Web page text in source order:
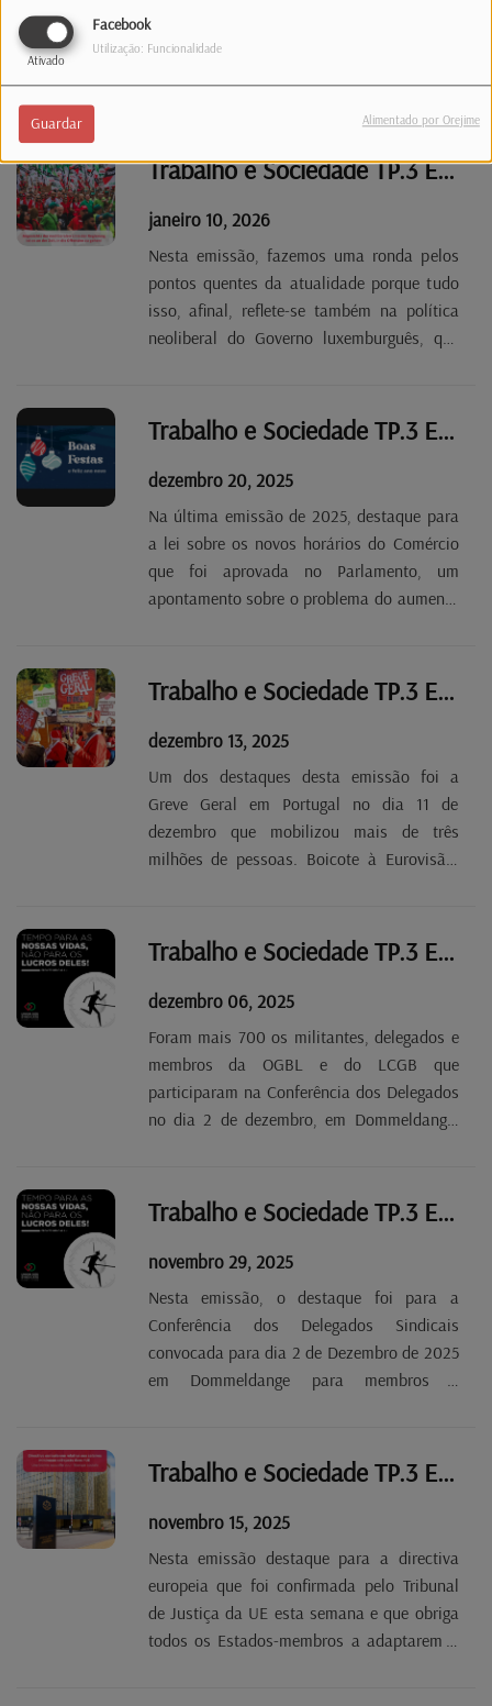
Facebook
Ativado
Utilização: Funcionalidade
Guardar Alimentado por Orejime
bilateral entre sindicatos e o novo ministro
do Trabalho. E voltamos a apelar aos
para que façam a sua prova de vida o mais
depressa possível no Consulado.
Trabalho e Sociedade TP.3 EP 14
janeiro 10, 2026
Nesta emissão, fazemos uma ronda pelos
pontos quentes da atualidade porque tudo
isso, afinal, reflete-se também na política
neoliberal do Governo luxemburguês, que
hora do contra-ataque.
Trabalho e Sociedade TP.3 EP 13
dezembro 20, 2025
Na última emissão de 2025, destaque para
a lei sobre os novos horários do Comércio
que foi aprovada no Parlamento, um
apontamento sobre o problema do aumento
Bom Ano Novo 2026. regressamos em
Trabalho e Sociedade TP.3 EP 12
dezembro 13, 2025
Um dos destaques desta emissão foi a
Greve Geral em Portugal no dia 11 de
dezembro que mobilizou mais de três
milhões de pessoas. Boicote à Eurovisão,
Trabalho e Sociedade TP.3 EP 11
dezembro 06, 2025
Foram mais 700 os militantes, delegados e
membros da OGBL e do LCGB que
participaram na Conferência dos Delegados
no dia 2 de dezembro, em Dommeldange.
trabalhadores do Governo neoliberal de Luc
Trabalho e Sociedade TP.3 EP 10
novembro 29, 2025
Nesta emissão, o destaque foi para a
Conferência dos Delegados Sindicais
convocada para dia 2 de Dezembro de 2025
em Dommeldange para membros e
contra as políticos neoliberais do Governo
Trabalho e Sociedade TP.3 EP 8
novembro 15, 2025
Nesta emissão destaque para a directiva
europeia que foi confirmada pelo Tribunal
de Justiça da UE esta semana e que obriga
todos os Estados-membros a adaptarem o